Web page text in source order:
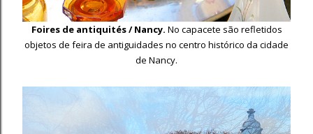
Foires de antiquités / Nancy. No capacete são refletidos
objetos de feira de antiguidades no centro histórico da cidade
de Nancy.